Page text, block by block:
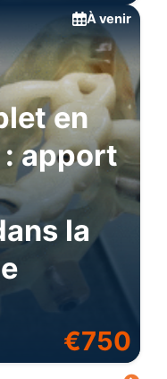
À venir
en
apport
la
€750